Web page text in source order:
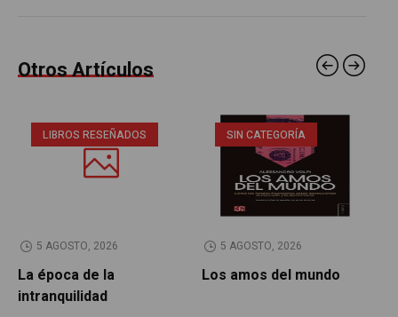
Otros Artículos
LIBROS RESEÑADOS
5 AGOSTO, 2026
La época de la
intranquilidad
SIN CATEGORÍA
5 AGOSTO, 2026
Los amos del mundo